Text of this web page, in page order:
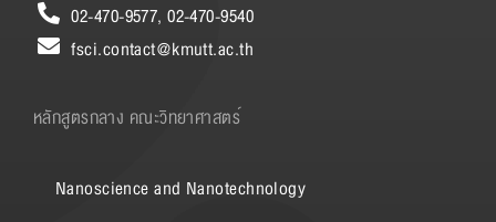
02-470-9577, 02-470-9540
fsci.contact@kmutt.ac.th
หลักสูตรกลาง คณะวิทยาศาสตร์
Nanoscience and Nanotechnology